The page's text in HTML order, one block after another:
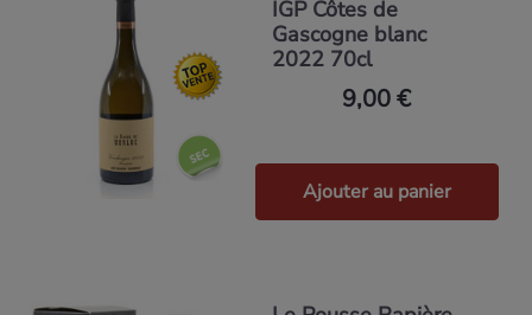
IGP Côtes de
Gascogne blanc
2022 70cl
9,00 €
Ajouter au panier